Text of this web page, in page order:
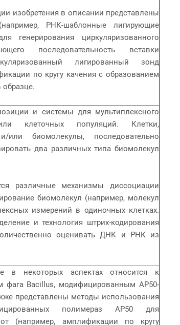
изобретения в описании представлены
РНК-шаблонные лигирующие
циркуляризованного
последовательность вставки
лигированный зонд
по кругу качения с образованием
образце.
и системы для мультиплексного
клеточных популяций. Клетки,
биомолекулы, последовательно
два различных типа биомолекул
механизмы диссоциации
биомолекул (например, молекул
измерений в одиночных клетках.
и технология штрих-кодирования
оценивать ДНК и РНК из
аспектах относится к
фага Bacillus, модифицированным AP50-
представлены методы использования
полимераз AP50 для
(например, амплификации по кругу